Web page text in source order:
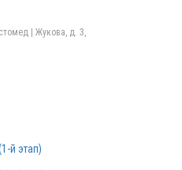
| Жукова, д. 3,
й этап)